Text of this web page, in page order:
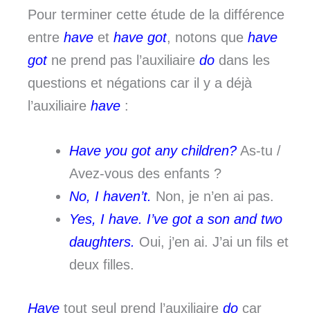
Pour terminer cette étude de la différence
entre have et have got, notons que have
gotne prend pas l’auxiliaire do dans les
questions et négations car il y a déjà
l’auxiliaire have :
Have you got any children? As-tu /
Avez-vous des enfants ?
No, I haven’t. Non, je n’en ai pas.
Yes, I have. I’ve got a son and two
daughters. Oui, j’en ai. J’ai un fils et
deux filles.
Have tout seul prend l’auxiliaire do car